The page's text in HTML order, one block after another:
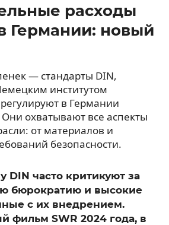
расходы
Германии: новый
— стандарты DIN,
институтом
в Германии
Они охватывают все аспекты
от материалов и
безопасности.
DIN часто критикуют за
бюрократию и высокие
с их внедрением.
фильм SWR 2024 года, в